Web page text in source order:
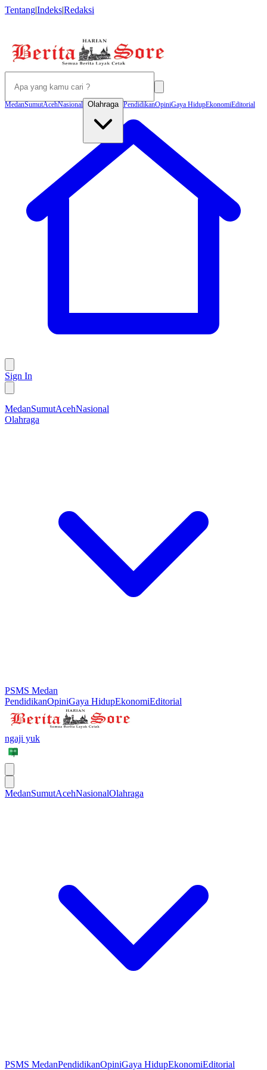
Tentang|Indeks|Redaksi
MedanSumutAcehNasional Olahraga PendidikanOpiniGaya HidupEkonomiEditorial
Sign In
MedanSumutAcehNasional
Olahraga
PSMS Medan
PendidikanOpiniGaya HidupEkonomiEditorial
ngaji yuk
MedanSumutAcehNasionalOlahraga
PSMS MedanPendidikanOpiniGaya HidupEkonomiEditorial